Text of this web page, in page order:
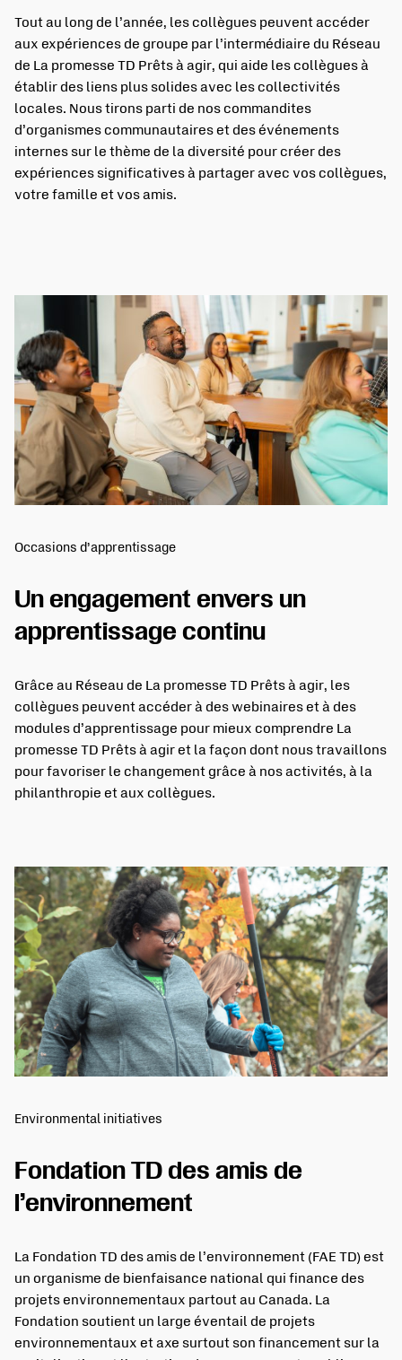
Tout au long de l’année, les collègues peuvent accéder
aux expériences de groupe par l’intermédiaire du Réseau
de La promesse TD Prêts à agir, qui aide les collègues à
établir des liens plus solides avec les collectivités
locales. Nous tirons parti de nos commandites
d’organismes communautaires et des événements
internes sur le thème de la diversité pour créer des
expériences significatives à partager avec vos collègues,
votre famille et vos amis.
Occasions d’apprentissage
Un engagement envers un
apprentissage continu
Grâce au Réseau de La promesse TD Prêts à agir, les
collègues peuvent accéder à des webinaires et à des
modules d’apprentissage pour mieux comprendre La
promesse TD Prêts à agir et la façon dont nous travaillons
pour favoriser le changement grâce à nos activités, à la
philanthropie et aux collègues.
Environmental initiatives
Fondation TD des amis de
l’environnement
La Fondation TD des amis de l’environnement (FAE TD) est
un organisme de bienfaisance national qui finance des
projets environnementaux partout au Canada. La
Fondation soutient un large éventail de projets
environnementaux et axe surtout son financement sur la